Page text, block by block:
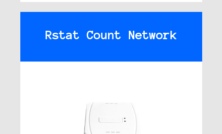
Rstat Count Network